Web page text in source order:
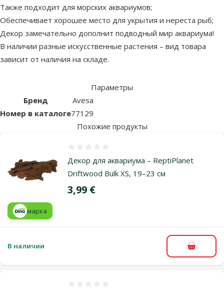
Также подходит для морских аквариумов;
Обеспечивает хорошее место для укрытия и нереста рыб;
Декор замечательно дополнит подводный мир аквариума!
В наличии разные искусственные растения – вид товара
зависит от наличия на складе.
Параметры
Бренд
Avesa
Номер в каталоге77129
Похожие продукты
Декор для аквариума – ReptiPlanet
Driftwood Bulk XS, 19–23 см
Цена
3,99 €
марка
В наличии В